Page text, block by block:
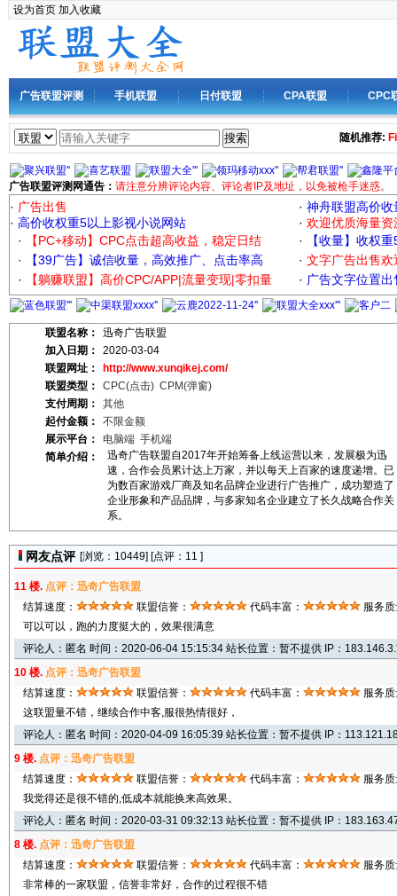
设为首页 加入收藏
广告联盟评测 手机联盟 日付联盟 CPA联盟 CPC
搜索 随机推荐:
广告联盟评测网通告： 请注意分辨评论内容、评论者IP及地址，以免被枪手迷惑。
· 广告出售 · 神舟联盟高价收
· 高价收权重5以上影视小说网站 · 欢迎优质海量资
·
【PC+移动】CPC点击超高收益，稳定日结 ·
【收量】收权
·
【39广告】诚信收量，高效推广、点击率高 · 文字广告出售欢
·
【躺赚联盟】高价CPC/APP|流量变现|零扣量 · 广告文字位置
联盟名称：
迅奇广告联盟
加入日期：
2020-03-04
联盟网址：
http://www.xunqikej.com/
联盟类型：
CPC(点击) CPM(弹窗)
支付周期：
其他
起付金额：
不限金额
展示平台：
电脑端 手机端
简单介绍：
迅奇广告联盟自2017年开始筹备上线运营以来，发展极为迅
速，合作会员累计达上万家，并以每天上百家的速度递增。已
为数百家游戏厂商及知名品牌企业进行广告推广，成功塑造了
企业形象和产品品牌，与多家知名企业建立了长久战略合作关
系。
网友点评 [浏览： 10449] [点评：11 ]
11 楼. 点评：迅奇广告联盟
结算速度：
联盟信誉： 代码丰富：
服务
可以可以，跑的力度挺大的，效果很满意
评论人：匿名 时间：2020-06-04 15:15:34 站长位置：暂不提供 IP：
10 楼. 点评：迅奇广告联盟
结算速度：
联盟信誉： 代码丰富：
服务
这联盟量不错，继续合作中客,服很热情很好，
评论人：匿名 时间：2020-04-09 16:05:39 站长位置：暂不提供 IP：
9 楼. 点评：迅奇广告联盟
结算速度：
联盟信誉： 代码丰富：
服务
我觉得还是很不错的,低成本就能换来高效果。
评论人：匿名 时间：2020-03-31 09:32:13 站长位置：暂不提供 IP：
8 楼. 点评：迅奇广告联盟
结算速度：
联盟信誉： 代码丰富：
服务
非常棒的一家联盟，信誉非常好，合作的过程很不错